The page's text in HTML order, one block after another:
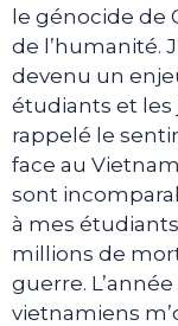
le génocide de
de l’humanité.
devenu un
étudiants et les
rappelé le
face au
sont
à mes
millions de
guerre.
vietnamiens